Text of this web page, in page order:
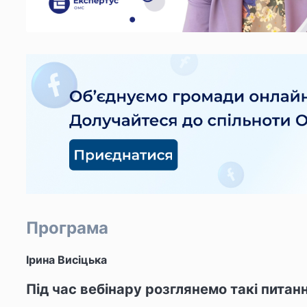
Програма
Ірина Висіцька
Під час вебінару розглянемо такі